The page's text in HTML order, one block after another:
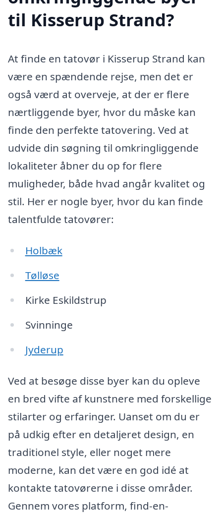
til Kisserup Strand?
At finde en tatovør i Kisserup Strand kan
være en spændende rejse, men det er
også værd at overveje, at der er flere
nærtliggende byer, hvor du måske kan
finde den perfekte tatovering. Ved at
udvide din søgning til omkringliggende
lokaliteter åbner du op for flere
muligheder, både hvad angår kvalitet og
stil. Her er nogle byer, hvor du kan finde
talentfulde tatovører:
Holbæk
Tølløse
Kirke Eskildstrup
Svinninge
Jyderup
Ved at besøge disse byer kan du opleve
en bred vifte af kunstnere med forskellige
stilarter og erfaringer. Uanset om du er
på udkig efter en detaljeret design, en
traditionel style, eller noget mere
moderne, kan det være en god idé at
kontakte tatovørerne i disse områder.
Gennem vores platform, find-en-